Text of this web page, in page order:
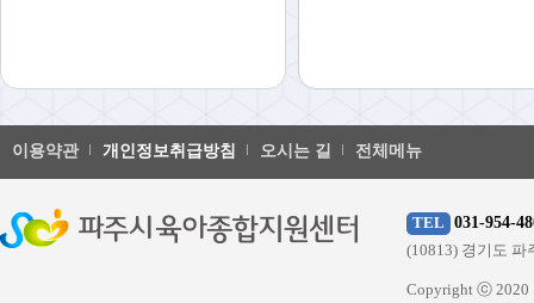
이용약관 개인정보취급방침 오시는 길 전체메뉴
TEL 031-954-
(10813) 경기도 파
Copyright ⓒ 2020